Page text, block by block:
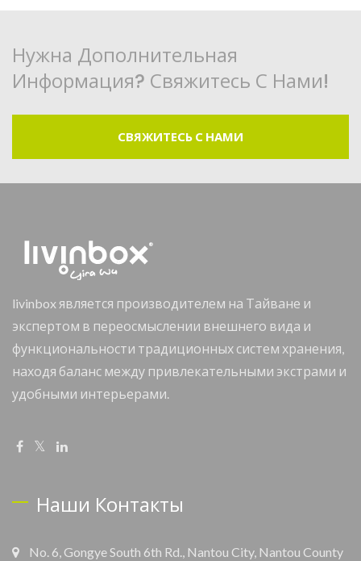
Нужна Дополнительная
Информация? Свяжитесь С Нами!
СВЯЖИТЕСЬ С НАМИ
livinbox является производителем на Тайване и
экспертом в переосмыслении внешнего вида и
функциональности традиционных систем хранения,
находя баланс между привлекательными экстрами и
удобными интерьерами.
Наши Контакты
No. 6, Gongye South 6th Rd., Nantou City, Nantou County